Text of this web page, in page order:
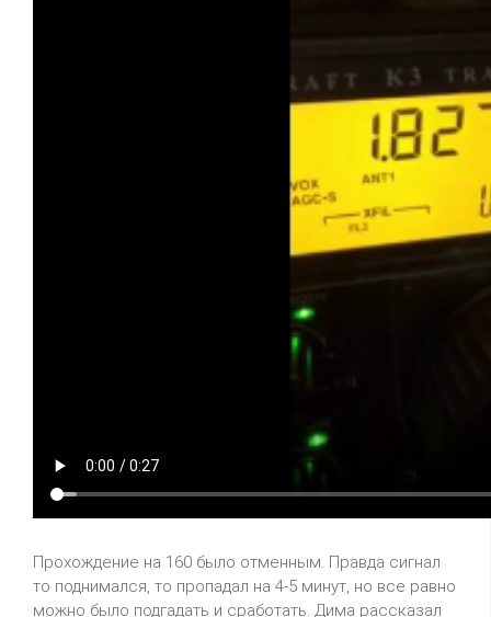
Прохождение на 160 было отменным. Правда сигнал
то поднимался, то пропадал на 4-5 минут, но все равно
можно было подгадать и сработать. Дима рассказал